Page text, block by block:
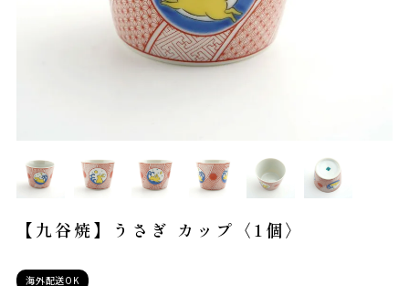
【九谷焼】うさぎ カップ〈1個〉
海外配送OK